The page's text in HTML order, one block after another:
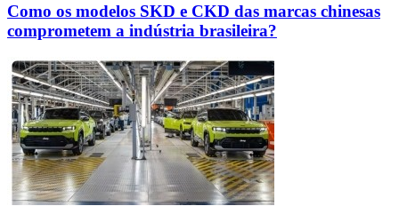
Como os modelos SKD e CKD das marcas chinesas
comprometem a indústria brasileira?